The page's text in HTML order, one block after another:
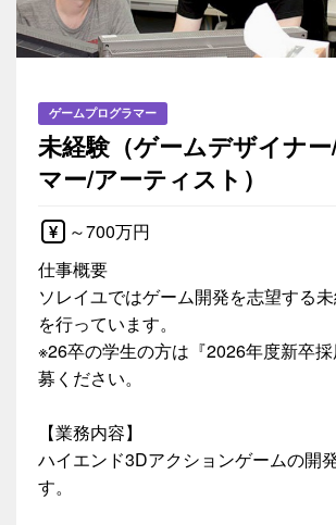
ゲームプログラマー
未経験（ゲームデザイナ
マー/アーティスト）
～700万円
仕事概要
ソレイユではゲーム開発を志望する
を行っています。
※26卒の学生の方は『2026年度新卒
募ください。
【業務内容】
ハイエンド3Dアクションゲームの開
す。